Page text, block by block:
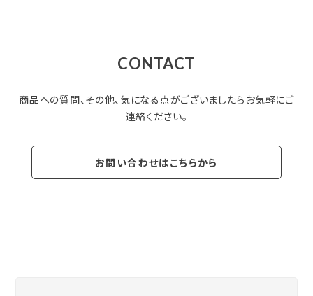
CONTACT
商品への質問、その他、気になる点がございましたらお気軽にご
連絡ください。
お問い合わせはこちらから